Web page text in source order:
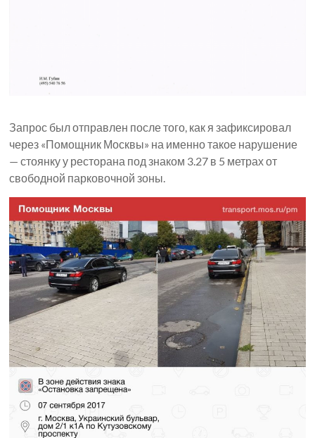
Запрос был отправлен после того, как я зафиксировал
через «Помощник Москвы» на именно такое нарушение
— стоянку у ресторана под знаком 3.27 в 5 метрах от
свободной парковочной зоны.